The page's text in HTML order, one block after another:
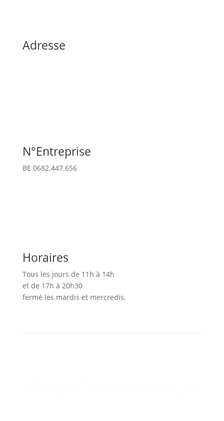
Adresse
N°Entreprise
BE 0682.447.656
Horaires
Tous les jours de 11h à 14h
et de 17h à 20h30
fermé les mardis et mercredis.